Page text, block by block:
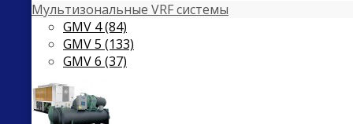
Мультизональные VRF системы
GMV 4 (84)
GMV 5 (133)
GMV 6 (37)